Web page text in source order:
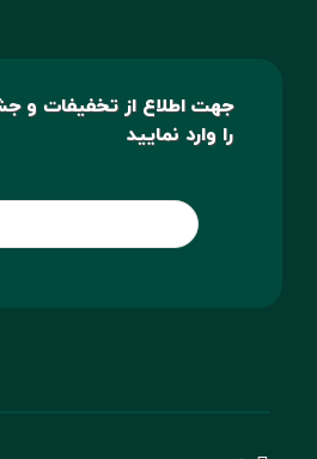
جهت اطلاع از تخفیفات و
را وارد نمایید